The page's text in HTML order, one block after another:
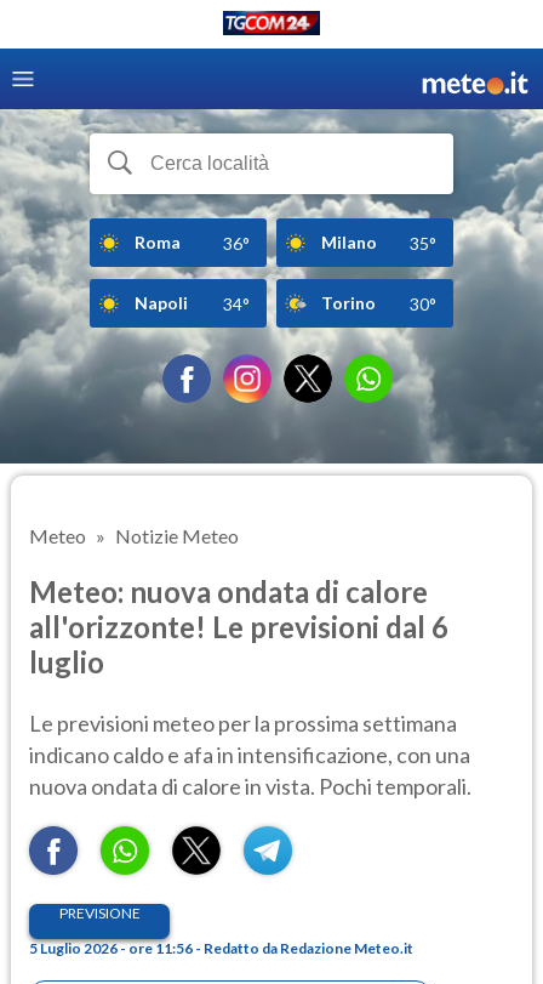
Roma 36° Milano 35°
Napoli 34° Torino 30°
Meteo Notizie Meteo
Meteo: nuova ondata di calore
all'orizzonte! Le previsioni dal 6
luglio
Le previsioni meteo per la prossima settimana
indicano caldo e afa in intensificazione, con una
nuova ondata di calore in vista. Pochi temporali.
PREVISIONE
5 Luglio 2026 - ore 11:56 - Redatto da Redazione Meteo.it